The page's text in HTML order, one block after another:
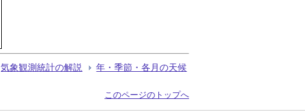
気象観測統計の解説 年・季節・各月の天候
このページのトップへ